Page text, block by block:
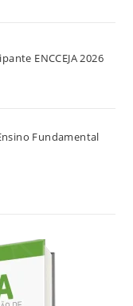
ENCCEJA 2026
Fundamental